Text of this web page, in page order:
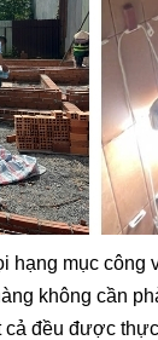
hạng mục công
không cần
đều được